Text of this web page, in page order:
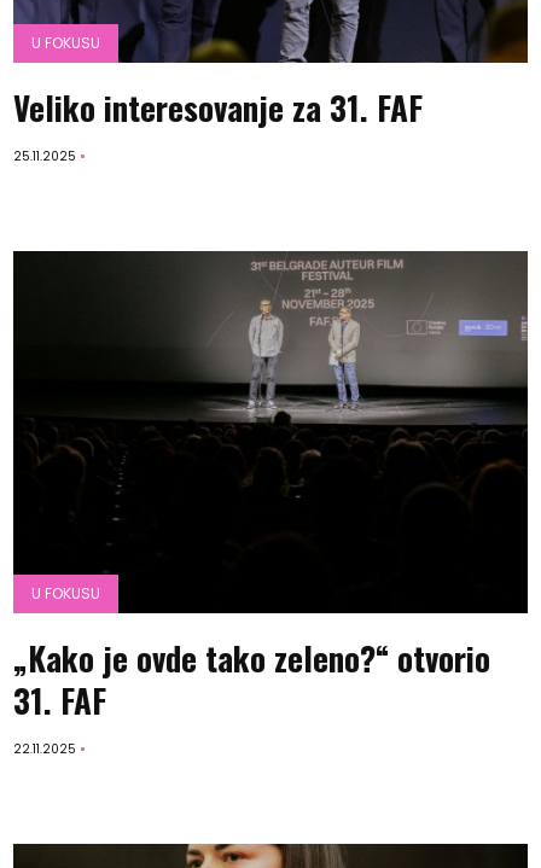
U FOKUSU
Veliko interesovanje za 31. FAF
25.11.2025
U FOKUSU
„Kako je ovde tako zeleno?“ otvorio
31. FAF
22.11.2025